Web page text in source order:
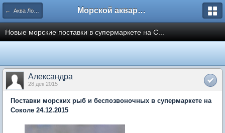
← Аква Лого. Аквариумные салоны и супермаркеты. Морской аквариум. Форумы ReefCentral.ru
Новые морские поставки в супермаркете на С...
Александра
28 дек 2015
Поставки морских рыб и беспозвоночных в супермаркете на
Соколе 24.12.2015